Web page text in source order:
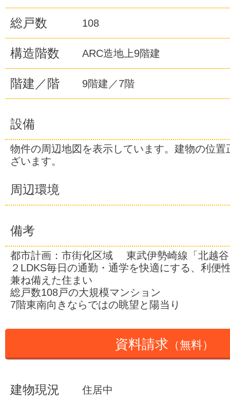
総戸数 108
構造階数 ARC造地上9階建
階建／階 9階建／7階
設備
物件の周辺地図を表示しています。建物の位置
ざいます。
周辺環境
備考
都市計画：市街化区域 東武伊勢崎線「北越谷
２LDKS毎日の通勤・通学を快適にする、利便
兼ね備えた住まい
総戸数108戸の大規模マンション
7階東南向きならではの眺望と陽当り
資料請求 （無料）
建物現況 住居中